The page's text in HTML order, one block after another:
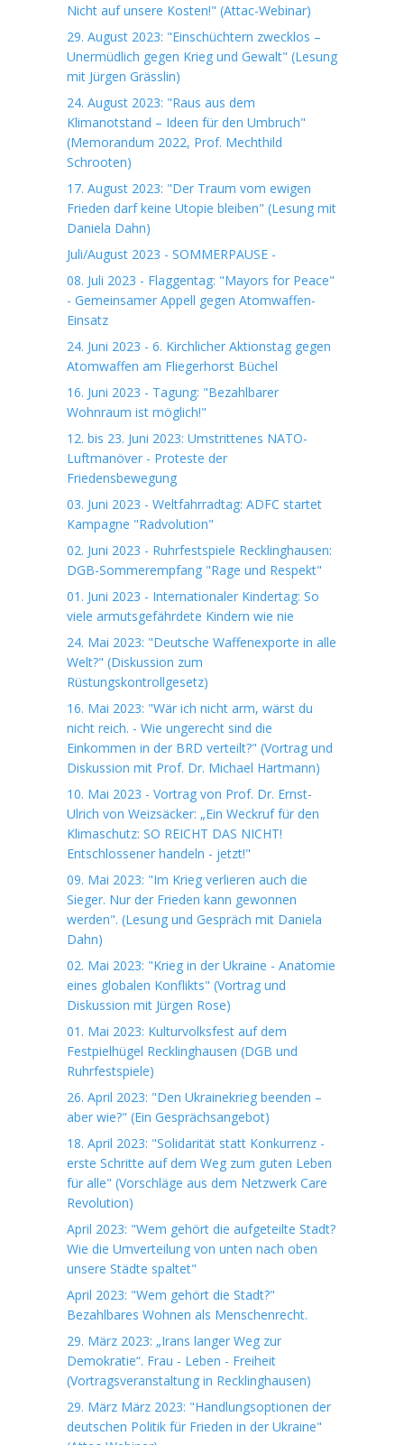
Nicht auf unsere Kosten!" (Attac-Webinar)
29. August 2023: "Einschüchtern zwecklos –
Unermüdlich gegen Krieg und Gewalt" (Lesung
mit Jürgen Grässlin)
24. August 2023: "Raus aus dem
Klimanotstand – Ideen für den Umbruch"
(Memorandum 2022, Prof. Mechthild
Schrooten)
17. August 2023: "Der Traum vom ewigen
Frieden darf keine Utopie bleiben" (Lesung mit
Daniela Dahn)
Juli/August 2023 - SOMMERPAUSE -
08. Juli 2023 - Flaggentag: "Mayors for Peace"
- Gemeinsamer Appell gegen Atomwaffen-
Einsatz
24. Juni 2023 - 6. Kirchlicher Aktionstag gegen
Atomwaffen am Fliegerhorst Büchel
16. Juni 2023 - Tagung: "Bezahlbarer
Wohnraum ist möglich!"
12. bis 23. Juni 2023: Umstrittenes NATO-
Luftmanöver - Proteste der
Friedensbewegung
03. Juni 2023 - Weltfahrradtag: ADFC startet
Kampagne "Radvolution"
02. Juni 2023 - Ruhrfestspiele Recklinghausen:
DGB-Sommerempfang "Rage und Respekt"
01. Juni 2023 - Internationaler Kindertag: So
viele armutsgefährdete Kindern wie nie
24. Mai 2023: "Deutsche Waffenexporte in alle
Welt?" (Diskussion zum
Rüstungskontrollgesetz)
16. Mai 2023: "Wär ich nicht arm, wärst du
nicht reich. - Wie ungerecht sind die
Einkommen in der BRD verteilt?" (Vortrag und
Diskussion mit Prof. Dr. Michael Hartmann)
10. Mai 2023 - Vortrag von Prof. Dr. Ernst-
Ulrich von Weizsäcker: „Ein Weckruf für den
Klimaschutz: SO REICHT DAS NICHT!
Entschlossener handeln - jetzt!"
09. Mai 2023: "Im Krieg verlieren auch die
Sieger. Nur der Frieden kann gewonnen
werden". (Lesung und Gespräch mit Daniela
Dahn)
02. Mai 2023: "Krieg in der Ukraine - Anatomie
eines globalen Konflikts" (Vortrag und
Diskussion mit Jürgen Rose)
01. Mai 2023: Kulturvolksfest auf dem
Festpielhügel Recklinghausen (DGB und
Ruhrfestspiele)
26. April 2023: "Den Ukrainekrieg beenden –
aber wie?" (Ein Gesprächsangebot)
18. April 2023: "Solidarität statt Konkurrenz -
erste Schritte auf dem Weg zum guten Leben
für alle" (Vorschläge aus dem Netzwerk Care
Revolution)
April 2023: "Wem gehört die aufgeteilte Stadt?
Wie die Umverteilung von unten nach oben
unsere Städte spaltet"
April 2023: "Wem gehört die Stadt?"
Bezahlbares Wohnen als Menschenrecht.
29. März 2023: „Irans langer Weg zur
Demokratie“. Frau - Leben - Freiheit
(Vortragsveranstaltung in Recklinghausen)
29. März März 2023: "Handlungsoptionen der
deutschen Politik für Frieden in der Ukraine"